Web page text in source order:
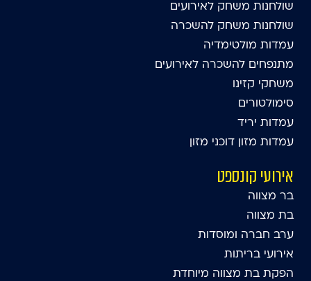
שולחנות משחק לאירועים
שולחנות משחק להשכרה
עמדות מולטימדיה
מתנפחים להשכרה לאירועים
משחקי קזינו
סימולטורים
עמדות יריד
עמדות מזון דוכני מזון
אירועי קונספט
בר מצווה
בת מצווה
ערב חברה ומוסדות
אירועי בריתות
הפקת בת מצווה מיוחדת